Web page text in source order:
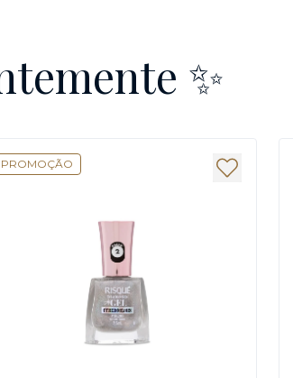
✨
PROMOÇÃO